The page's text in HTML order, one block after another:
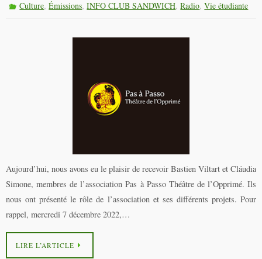
Culture,Émissions,INFO CLUB SANDWICH,Radio,Vie étudiante
Aujourd’hui, nous avons eu le plaisir de recevoir Bastien Viltart et Cláudia
Simone, membres de l’association Pas à Passo Théâtre de l’Opprimé. Ils
nous ont présenté le rôle de l’association et ses différents projets. Pour
rappel, mercredi 7 décembre 2022,…
LIRE L’ARTICLE